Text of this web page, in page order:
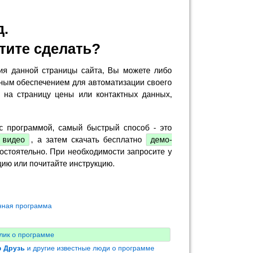
сделать?
данной страницы сайта, Вы можете либо
обеспечением для автоматизации своего
страницу цены или контактных данных,
программой, самый быстрый способ - это
видео , а затем скачать бесплатно
демо-
При необходимости запросите у
или почитайте инструкцию.
программа
о программе
Друзь и другие известные люди о программе